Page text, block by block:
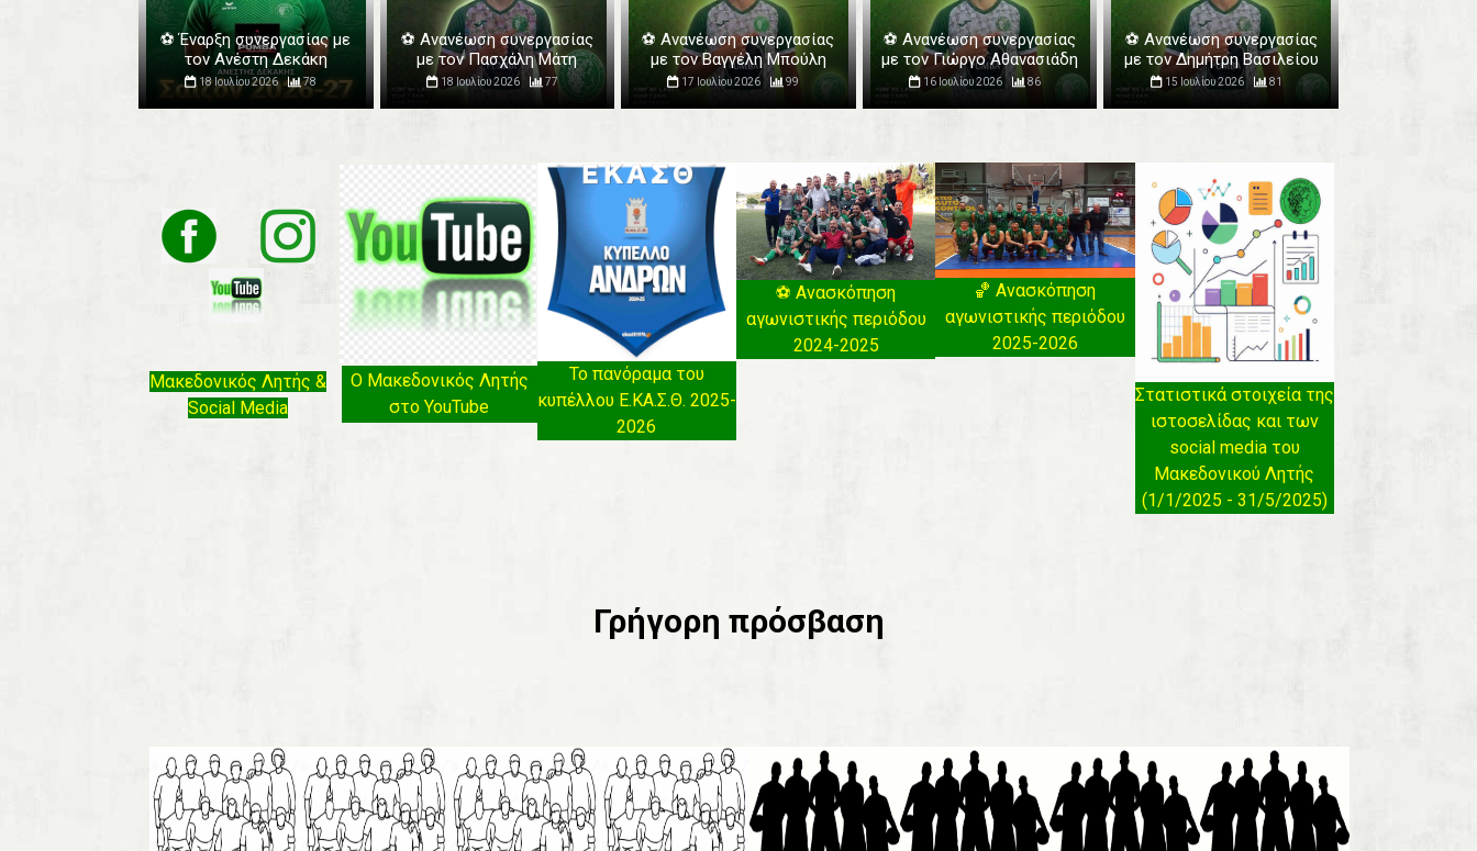
⚽️ Έναρξη συνεργασίας με
τον Ανέστη Δεκάκη
18 Ιουλίου 2026 78
⚽️ Ανανέωση συνεργασίας
με τον Πασχάλη Μάτη
18 Ιουλίου 2026 77
⚽️ Ανανέωση συνεργασίας
με τον Βαγγέλη Μπούλη
17 Ιουλίου 2026 99
⚽️ Ανανέωση συνεργασίας
με τον Γιώργο Αθανασιάδη
16 Ιουλίου 2026 86
⚽️ Ανανέωση συνεργασίας
με τον Δημήτρη Βασιλείου
15 Ιουλίου 2026 81
Μακεδονικός Λητής &
Social Media
Ο Μακεδονικός Λητής
στο YouTube
Το πανόραμα του
κυπέλλου Ε.ΚΑ.Σ.Θ. 2025-
2026
⚽️ Ανασκόπηση
αγωνιστικής περιόδου
2024-2025
🏀 Ανασκόπηση
αγωνιστικής περιόδου
2025-2026
Στατιστικά στοιχεία της
ιστοσελίδας και των
social media του
Μακεδονικού Λητής
(1/1/2025 - 31/5/2025)
Γρήγορη πρόσβαση